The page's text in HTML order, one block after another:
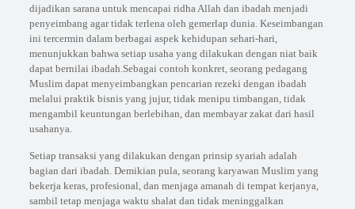
dijadikan sarana untuk mencapai ridha Allah dan ibadah menjadi
penyeimbang agar tidak terlena oleh gemerlap dunia. Keseimbangan
ini tercermin dalam berbagai aspek kehidupan sehari-hari,
menunjukkan bahwa setiap usaha yang dilakukan dengan niat baik
dapat bernilai ibadah.Sebagai contoh konkret, seorang pedagang
Muslim dapat menyeimbangkan pencarian rezeki dengan ibadah
melalui praktik bisnis yang jujur, tidak menipu timbangan, tidak
mengambil keuntungan berlebihan, dan membayar zakat dari hasil
usahanya.
Setiap transaksi yang dilakukan dengan prinsip syariah adalah
bagian dari ibadah. Demikian pula, seorang karyawan Muslim yang
bekerja keras, profesional, dan menjaga amanah di tempat kerjanya,
sambil tetap menjaga waktu shalat dan tidak meninggalkan